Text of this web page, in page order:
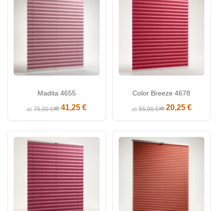
Madita 4655
ab75,00 €ab41,25 €
Color Breeze 4678
ab55,00 €ab 20,25 €